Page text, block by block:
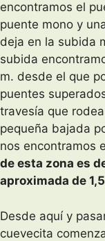
encontramos el
puente mono y
deja en la subida
subida
m. desde el que
puentes
travesía que
pequeña bajada
nos encontramos
de esta zona es
aproximada de
Desde aquí y
cuevecita